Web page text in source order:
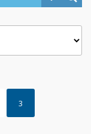
3